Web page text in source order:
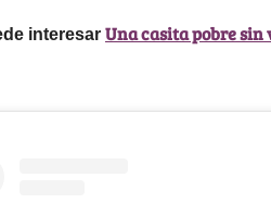
interesar Una casita pobre